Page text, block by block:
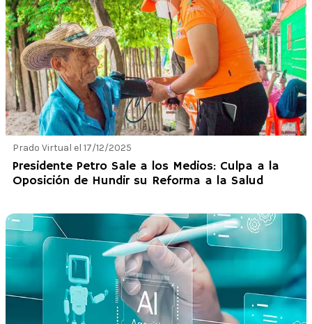
Prado Virtual el 17/12/2025
Presidente Petro Sale a los Medios: Culpa a la
Oposición de Hundir su Reforma a la Salud